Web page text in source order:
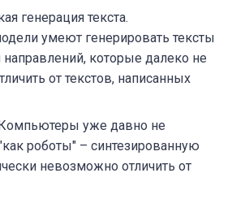
генерация текста.
умеют генерировать тексты
направлений, которые далеко не
от текстов, написанных
Компьютеры уже давно не
роботы" – синтезированную
невозможно отличить от